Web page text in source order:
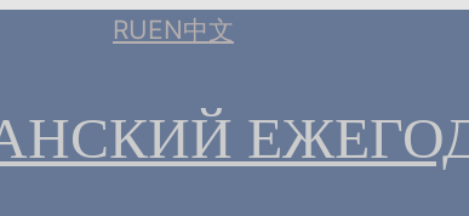
RUEN中文